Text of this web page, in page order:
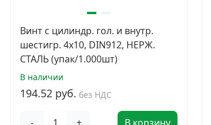
Винт с цилиндр. гол. и внутр.
шестигр. 4х10, DIN912, НЕРЖ.
СТАЛЬ (упак/1.000шт)
В наличии
194.52 руб. без НДС